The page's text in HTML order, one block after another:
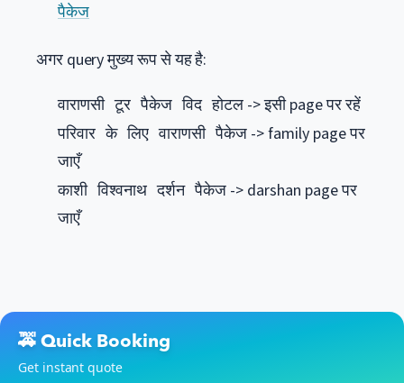
पैकेज
अगर query मुख्य रूप से यह है:
वाराणसी टूर पैकेज विद होटल -> इसी page पर रहें
परिवार के लिए वाराणसी पैकेज -> family page पर
जाएँ
काशी विश्वनाथ दर्शन पैकेज -> darshan page पर
जाएँ
🚕 Quick Booking
Get instant quote